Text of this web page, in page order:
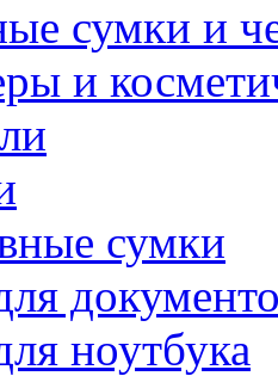
сумки и
и
сумки
ноутбука